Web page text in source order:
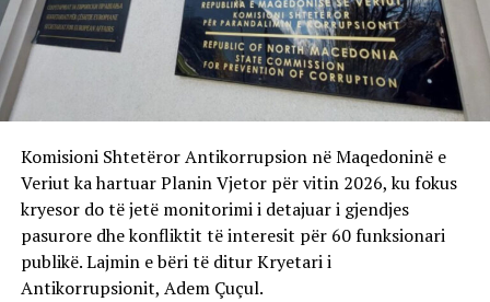
Komisioni Shtetëror Antikorrupsion në Maqedoninë e
Veriut ka hartuar Planin Vjetor për vitin 2026, ku fokus
kryesor do të jetë monitorimi i detajuar i gjendjes
pasurore dhe konfliktit të interesit për 60 funksionari
publikë. Lajmin e bëri të ditur Kryetari i
Antikorrupsionit, Adem Çuçul.